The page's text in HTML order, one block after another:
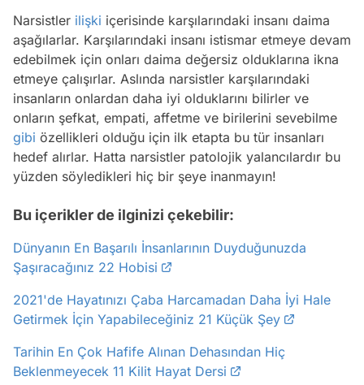
Narsistler ilişki içerisinde karşılarındaki insanı daima
aşağılarlar. Karşılarındaki insanı istismar etmeye devam
edebilmek için onları daima değersiz olduklarına ikna
etmeye çalışırlar. Aslında narsistler karşılarındaki
insanların onlardan daha iyi olduklarını bilirler ve
onların şefkat, empati, affetme ve birilerini sevebilme
gibi özellikleri olduğu için ilk etapta bu tür insanları
hedef alırlar. Hatta narsistler patolojik yalancılardır bu
yüzden söyledikleri hiç bir şeye inanmayın!
Bu içerikler de ilginizi çekebilir:
Dünyanın En Başarılı İnsanlarının Duyduğunuzda
Şaşıracağınız 22 Hobisi
2021'de Hayatınızı Çaba Harcamadan Daha İyi Hale
Getirmek İçin Yapabileceğiniz 21 Küçük Şey
Tarihin En Çok Hafife Alınan Dehasından Hiç
Beklenmeyecek 11 Kilit Hayat Dersi